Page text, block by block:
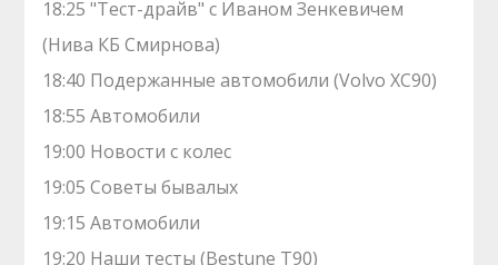
18:25 "Тест-драйв" с Иваном Зенкевичем
(Нива КБ Смирнова)
18:40 Подержанные автомобили (Volvo XC90)
18:55 Автомобили
19:00 Новости с колес
19:05 Советы бывалых
19:15 Автомобили
19:20 Наши тесты (Bestune T90)